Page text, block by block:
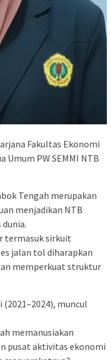
Fakultas Ekonomi
Umum PW SEMMI NTB
Tengah merupakan
menjadikan NTB
termasuk sirkuit
jalan tol diharapkan
memperkuat struktur
muncul
memanusiakan
pusat aktivitas ekonomi